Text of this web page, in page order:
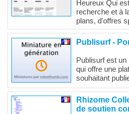
Heureux Qui
recherche et à
plans, d'offres
Publisurf -
Publisurf est un
qui offre une
souhaitant
Rhizome
de soutien